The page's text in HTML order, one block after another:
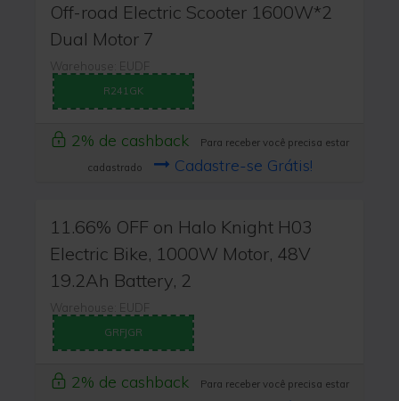
Off-road Electric Scooter 1600W*2
Dual Motor 7
Warehouse: EUDF
R241GK
2% de cashback
Para receber você precisa estar
cadastrado
Cadastre-se Grátis!
11.66% OFF on Halo Knight H03
Electric Bike, 1000W Motor, 48V
19.2Ah Battery, 2
Warehouse: EUDF
GRFJGR
2% de cashback
Para receber você precisa estar